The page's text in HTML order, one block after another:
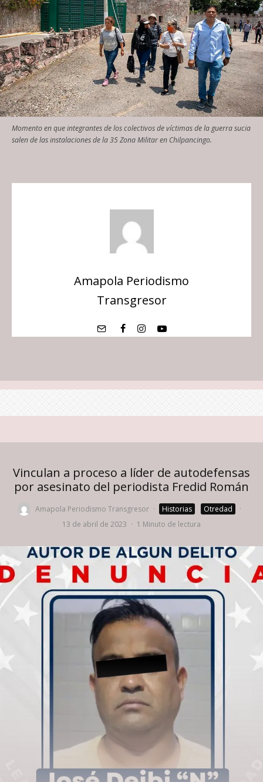
Momento en que integrantes de los colectivos de víctimas de la guerra sucia
salen de las instalaciones de la 35 Zona Militar en Chilpancingo.
Amapola Periodismo
Transgresor
Vinculan a proceso a líder de autodefensas
por asesinato del periodista Fredid Román
Amapola Periodismo Transgresor · Historias Otredad
·
13 de abril de 2023 · 1 Minuto de lectura